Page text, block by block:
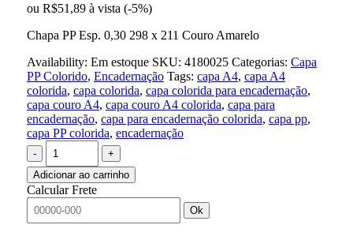
ou R$51,89 à vista (-5%)
Chapa PP Esp. 0,30 298 x 211 Couro Amarelo
Availability: Em estoque SKU: 4180025 Categorias: Capa
PP Colorido, Encadernação Tags: capa A4, capa A4
colorida, capa colorida, capa colorida para encadernação,
capa couro A4, capa couro A4 colorida, capa para
encadernação, capa para encadernação colorida, capa pp,
capa PP colorida, encadernação
-
+
Adicionar ao carrinho
Calcular Frete
Ok